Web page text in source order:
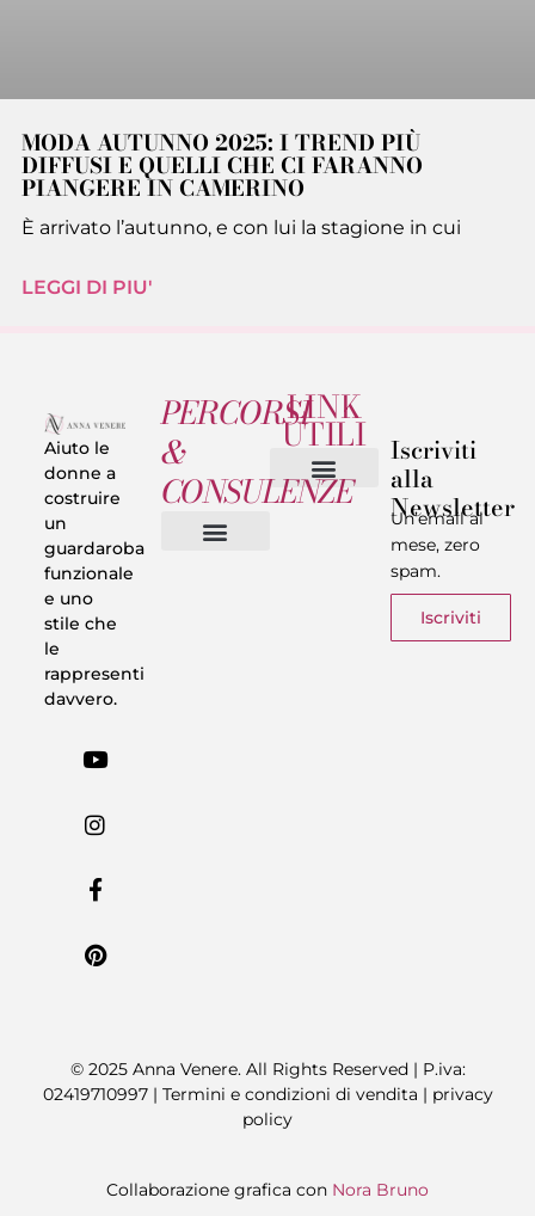
MODA AUTUNNO 2025: I TREND PIÙ
DIFFUSI E QUELLI CHE CI FARANNO
PIANGERE IN CAMERINO
È arrivato l’autunno, e con lui la stagione in cui
LEGGI DI PIU'
Aiuto le
donne a
costruire
un
guardaroba
funzionale
e uno
stile che
le
rappresenti
davvero.
PERCORSI
&
CONSULENZE
LINK
UTILI Iscriviti
alla
Newsletter
Un’email al
mese, zero
spam.
Iscriviti
© 2025 Anna Venere. All Rights Reserved | P.iva:
02419710997 | Termini e condizioni di vendita | privacy
policy
Collaborazione grafica con Nora Bruno